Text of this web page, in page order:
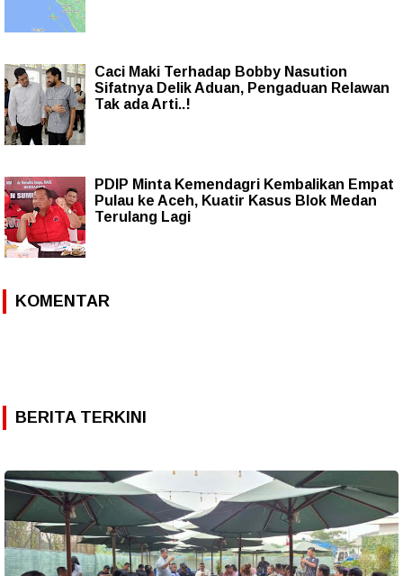
Caci Maki Terhadap Bobby Nasution
Sifatnya Delik Aduan, Pengaduan Relawan
Tak ada Arti..!
PDIP Minta Kemendagri Kembalikan Empat
Pulau ke Aceh, Kuatir Kasus Blok Medan
Terulang Lagi
KOMENTAR
BERITA TERKINI